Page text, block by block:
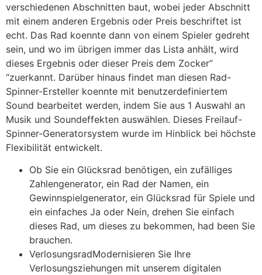
verschiedenen Abschnitten baut, wobei jeder Abschnitt
mit einem anderen Ergebnis oder Preis beschriftet ist
echt. Das Rad koennte dann von einem Spieler gedreht
sein, und wo im übrigen immer das Lista anhält, wird
dieses Ergebnis oder dieser Preis dem Zocker”
“zuerkannt. Darüber hinaus findet man diesen Rad-
Spinner-Ersteller koennte mit benutzerdefiniertem
Sound bearbeitet werden, indem Sie aus 1 Auswahl an
Musik und Soundeffekten auswählen. Dieses Freilauf-
Spinner-Generatorsystem wurde im Hinblick bei höchste
Flexibilität entwickelt.
Ob Sie ein Glücksrad benötigen, ein zufälliges
Zahlengenerator, ein Rad der Namen, ein
Gewinnspielgenerator, ein Glücksrad für Spiele und
ein einfaches Ja oder Nein, drehen Sie einfach
dieses Rad, um dieses zu bekommen, had been Sie
brauchen.
VerlosungsradModernisieren Sie Ihre
Verlosungsziehungen mit unserem digitalen